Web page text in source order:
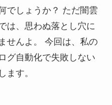
でしょうか？ ただ闇雲
は、思わぬ落とし穴に
せんよ。 今回は、私の
グ自動化で失敗しない
ます。